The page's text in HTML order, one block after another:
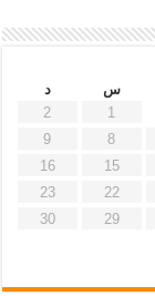
س
د
1
2
8
9
15
16
22
23
29
30